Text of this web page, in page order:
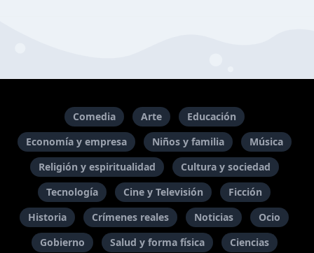
Comedia Arte
Educación
Economía y empresa
Niños y familia
Música
Religión y espiritualidad
Cultura y sociedad
Tecnología
Cine y Televisión
Ficción
Historia
Crímenes reales Noticias
Ocio
Gobierno
Salud y forma física Ciencias